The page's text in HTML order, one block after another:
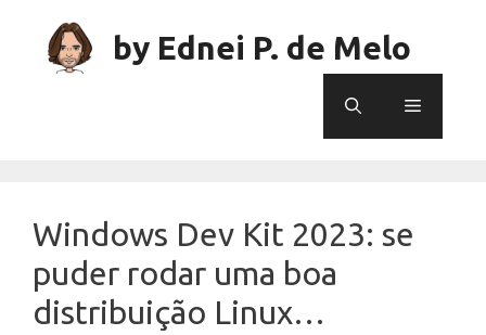
content
by Ednei P. de Melo
Menu
Windows Dev Kit 2023: se
puder rodar uma boa
distribuição Linux…